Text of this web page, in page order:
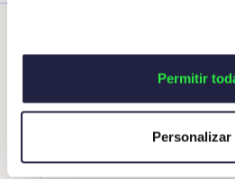
Permitir
Personalizar
Expatriados españoles que han
empresas españolas,
desde fuera de nuestras
El teletrabajo internacional es
que aporta ventajas, como la
Pero, a su vez, plantea
responsables de Recursos